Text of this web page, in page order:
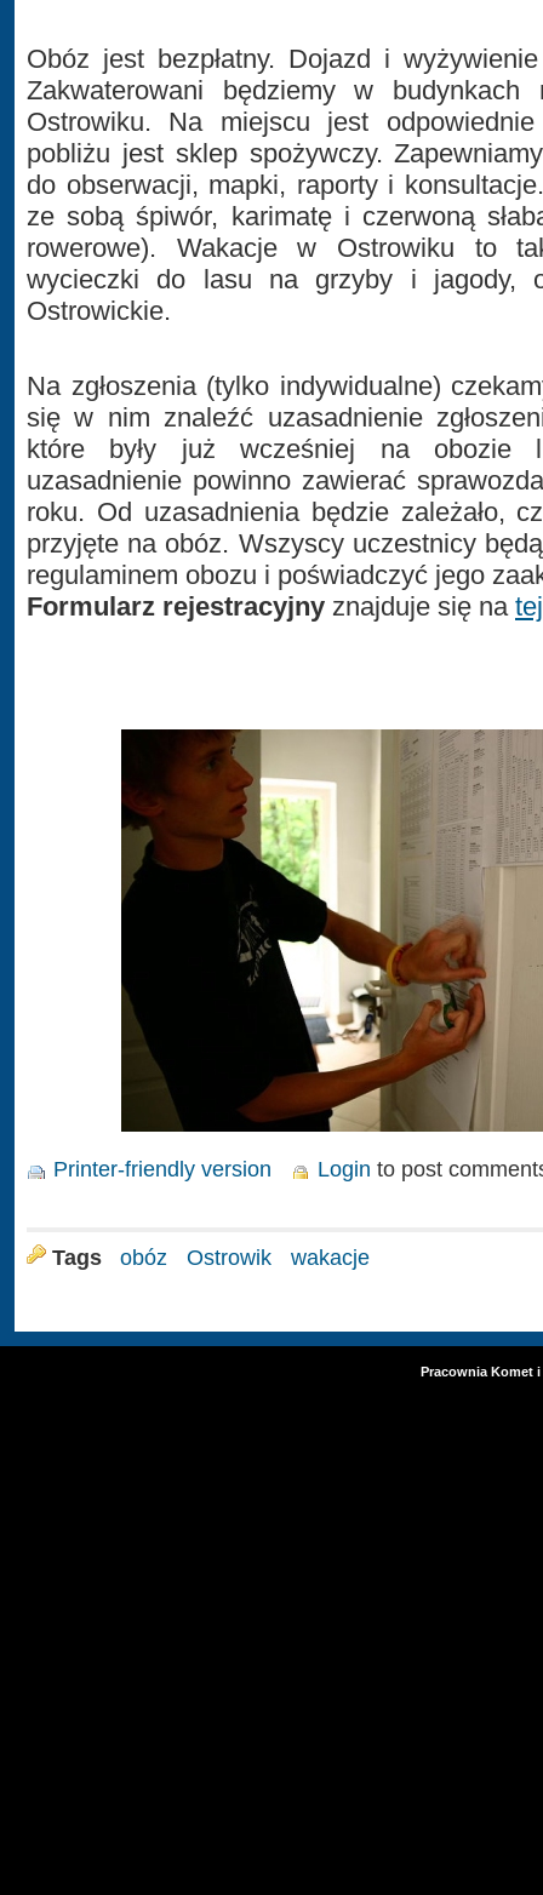
Obóz jest bezpłatny. Dojazd i
Zakwaterowani będziemy w budynkach
Ostrowiku. Na miejscu jest
pobliżu jest sklep spożywczy.
do obserwacji, mapki, raporty i
ze sobą śpiwór, karimatę i czerwoną
rowerowe). Wakacje w Ostrowiku to
wycieczki do lasu na grzyby i jagody,
Ostrowickie.
Na zgłoszenia (tylko indywidualne)
się w nim znaleźć uzasadnienie
które były już wcześniej na obozie
uzasadnienie powinno zawierać
roku. Od uzasadnienia będzie zależało,
przyjęte na obóz. Wszyscy uczestnicy
regulaminem obozu i poświadczyć jego
Formularz rejestracyjny znajduje się na
Printer-friendly version Login to post
Tags obóz Ostrowik wakacje
Pracownia Komet